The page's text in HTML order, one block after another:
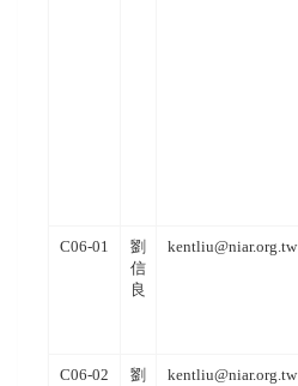
C06-01
劉
信
良
kentliu@niar.org.tw
C06-02
劉
kentliu@niar.org.tw